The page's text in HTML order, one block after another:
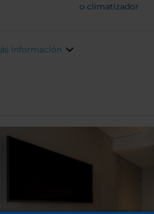
o climatizador
información